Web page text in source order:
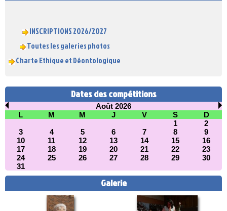
INSCRIPTIONS 2026/2027
Toutes les galeries photos
Charte Ethique et Déontologique
Dates des compétitions
Août 2026
L
M M J V S
D
1
2
3
4 5 6 7 8
9
10
11 12 13 14 15
16
17
18 19 20 21 22
23
24
25 26 27 28 29
30
31
Galerie